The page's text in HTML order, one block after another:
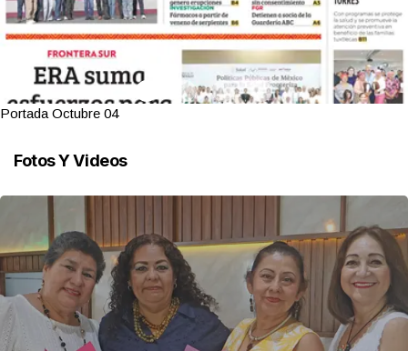
Portada Octubre 04
Fotos Y Videos